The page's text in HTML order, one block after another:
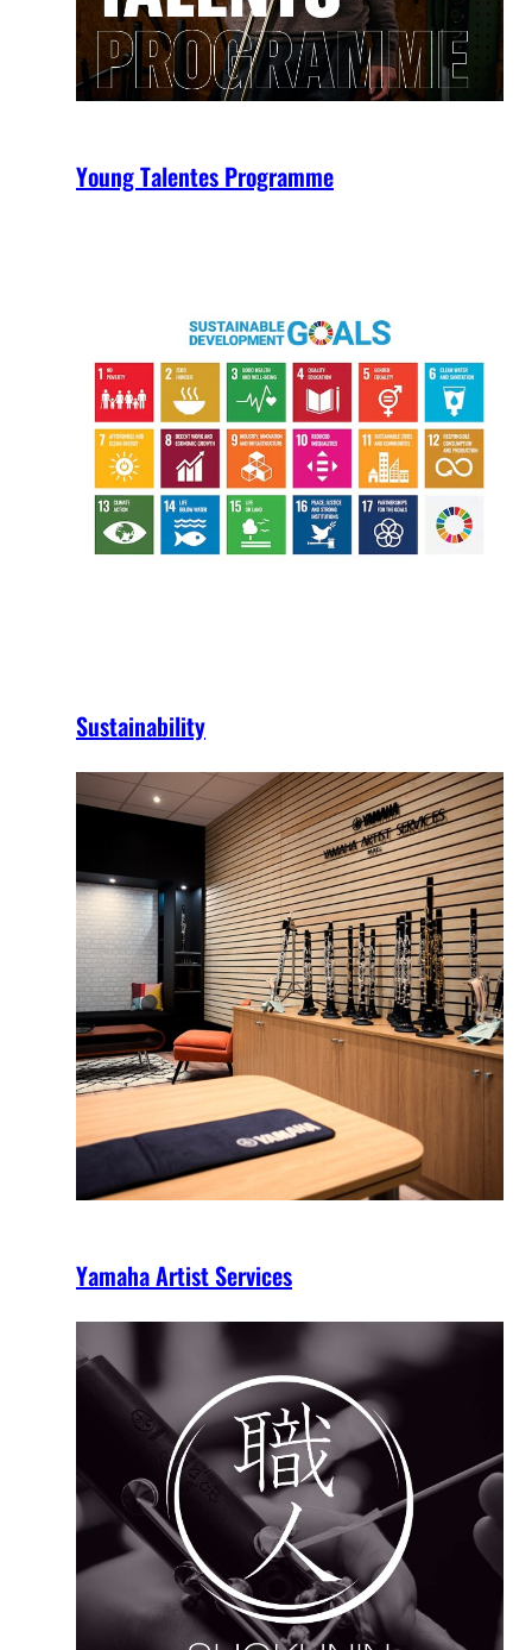
Young Talentes Programme
Sustainability
Yamaha Artist Services